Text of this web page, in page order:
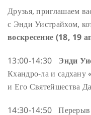
Друзья, приглашаем
с Энди Уистрайхом,
воскресение (18, 19
13:00-14:30 Энди
Кхандро-ла и садхану
и Его Святейшества
14:30-14:50 Перерыв